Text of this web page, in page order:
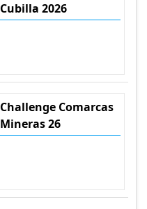
Cubilla 2026
Challenge Comarcas
Mineras 26